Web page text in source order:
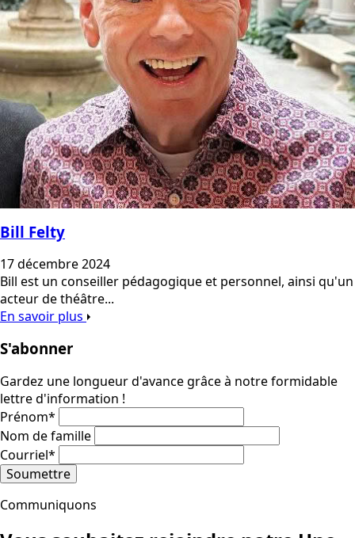
Bill Felty
17 décembre 2024
Bill est un conseiller pédagogique et personnel, ainsi qu'un
acteur de théâtre...
En savoir plus
S'abonner
Gardez une longueur d'avance grâce à notre formidable
lettre d'information !
Prénom*
Nom de famille
Courriel*
Soumettre
Communiquons